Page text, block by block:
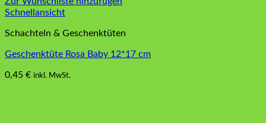
Schnellansicht
Schachteln & Geschenktüten
Geschenktüte Rosa Baby 12*17 cm
0,45 € inkl. MwSt.